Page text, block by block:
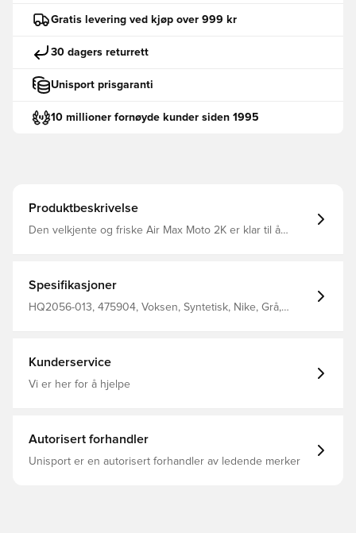
Gratis levering ved kjøp over 999 kr
30 dagers returrett
Unisport prisgaranti
10 millioner fornøyde kunder siden 1995
Produktbeskrivelse
Den velkjente og friske Air Max Moto 2K er klar til å
Spesifikasjoner
HQ2056-013, 475904, Voksen, Syntetisk, Nike, Grå,
Kunderservice
Vi er her for å hjelpe
Autorisert forhandler
Unisport er en autorisert forhandler av ledende merker